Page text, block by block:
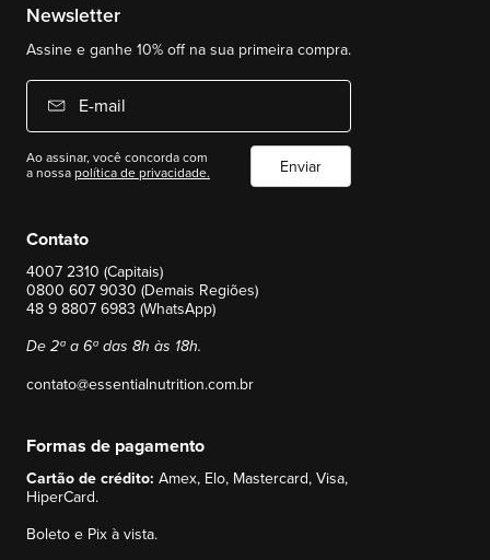
Contato
4007 2310 (Capitais)
0800 607 9030 (Demais Regiões)
48 9 8807 6983 (WhatsApp)
De 2ª a 6ª das 8h às 18h.
contato@essentialnutrition.com.br
Formas de pagamento
Cartão de crédito: Amex, Elo, Mastercard, Visa,
HiperCard.
Boleto e Pix à vista.
Newsletter
Assine e ganhe 10% off na sua primeira compra.
E-mail
Ao assinar, você concorda com
a nossapolítica de privacidade. Enviar